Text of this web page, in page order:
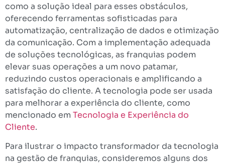
como a solução ideal para esses obstáculos,
oferecendo ferramentas sofisticadas para
automatização, centralização de dados e otimização
da comunicação. Com a implementação adequada
de soluções tecnológicas, as franquias podem
elevar suas operações a um novo patamar,
reduzindo custos operacionais e amplificando a
satisfação do cliente. A tecnologia pode ser usada
para melhorar a experiência do cliente, como
mencionado emTecnologia e Experiência do
Cliente.
Para ilustrar o impacto transformador da tecnologia
na gestão de franquias, consideremos alguns dos